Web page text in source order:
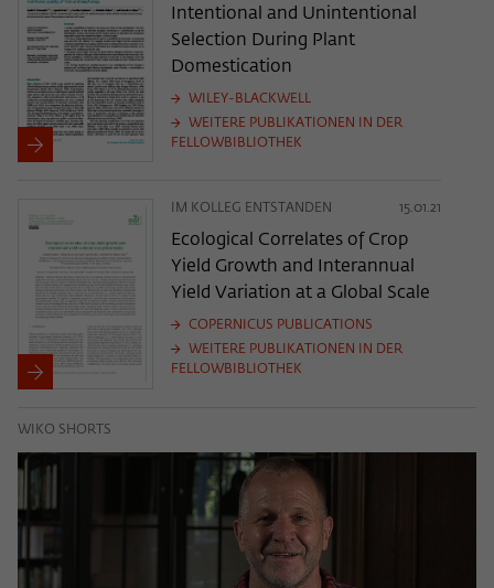
Intentional and Unintentional
Selection During Plant
Domestication
WILEY-BLACKWELL
WEITERE PUBLIKATIONEN IN DER
FELLOWBIBLIOTHEK
IM KOLLEG ENTSTANDEN 15.01.21
Ecological Correlates of Crop
Yield Growth and Interannual
Yield Variation at a Global Scale
COPERNICUS PUBLICATIONS
WEITERE PUBLIKATIONEN IN DER
FELLOWBIBLIOTHEK
WIKO SHORTS